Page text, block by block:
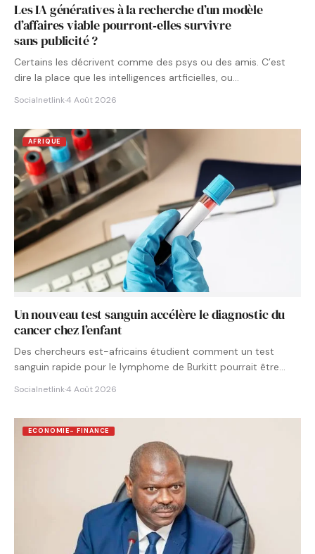
Les IA génératives à la recherche d’un modèle
d’affaires viable pourront‑elles survivre
sans publicité ?
Certains les décrivent comme des psys ou des amis. C’est
dire la place que les intelligences artficielles, ou…
Socialnetlink·4 Août 2026
AFRIQUE
Un nouveau test sanguin accélère le diagnostic du
cancer chez l’enfant
Des chercheurs est-africains étudient comment un test
sanguin rapide pour le lymphome de Burkitt pourrait être
Socialnetlink·4 Août 2026
ECONOMIE- FINANCE